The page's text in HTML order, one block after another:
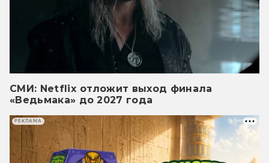
СМИ: Netflix отложит выход финала
«Ведьмака» до 2027 года
РЕКЛАМА